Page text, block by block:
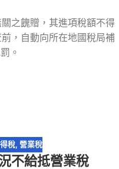
之餽贈，其進項稅額不得
，自動向所在地國稅局補
。
稅, 營業稅
不給抵營業稅